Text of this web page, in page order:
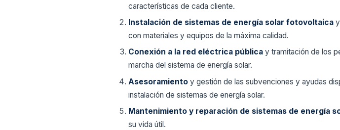
características de cada cliente.
Instalación de sistemas de energía solar fotovoltaica
con materiales y equipos de la máxima calidad.
Conexión a la red eléctrica pública y tramitación de los
marcha del sistema de energía solar.
Asesoramiento y gestión de las subvenciones y ayudas
instalación de sistemas de energía solar.
Mantenimiento y reparación de sistemas de energía
su vida útil.